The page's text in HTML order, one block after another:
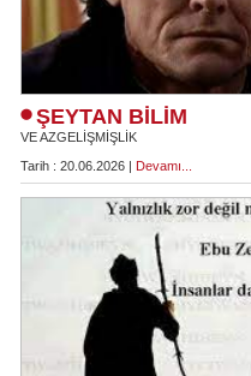
ŞEYTAN BİLİM
VE AZGELİŞMİŞLİK
Tarih : 20.06.2026 | Devamı...